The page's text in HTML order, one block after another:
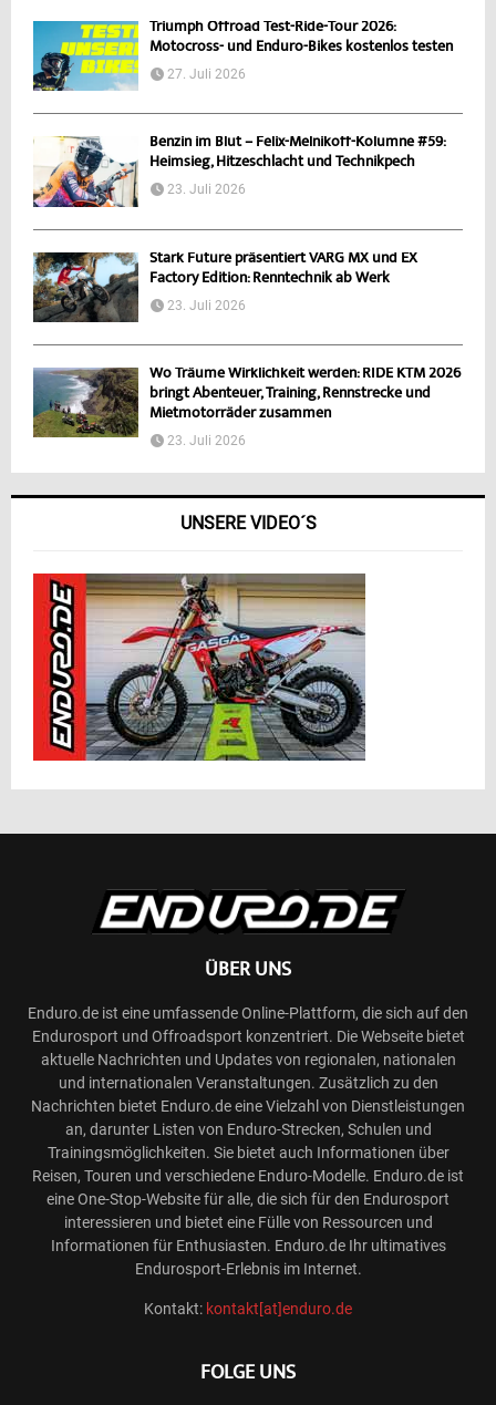
Triumph Offroad Test-Ride-Tour 2026:
Motocross- und Enduro-Bikes kostenlos testen
27. Juli 2026
Benzin im Blut – Felix-Melnikoff-Kolumne #59:
Heimsieg, Hitzeschlacht und Technikpech
23. Juli 2026
Stark Future präsentiert VARG MX und EX
Factory Edition: Renntechnik ab Werk
23. Juli 2026
Wo Träume Wirklichkeit werden: RIDE KTM 2026
bringt Abenteuer, Training, Rennstrecke und
Mietmotorräder zusammen
23. Juli 2026
UNSERE VIDEO´S
ÜBER UNS
Enduro.de ist eine umfassende Online-Plattform, die sich auf den
Endurosport und Offroadsport konzentriert. Die Webseite bietet
aktuelle Nachrichten und Updates von regionalen, nationalen
und internationalen Veranstaltungen. Zusätzlich zu den
Nachrichten bietet Enduro.de eine Vielzahl von Dienstleistungen
an, darunter Listen von Enduro-Strecken, Schulen und
Trainingsmöglichkeiten. Sie bietet auch Informationen über
Reisen, Touren und verschiedene Enduro-Modelle. Enduro.de ist
eine One-Stop-Website für alle, die sich für den Endurosport
interessieren und bietet eine Fülle von Ressourcen und
Informationen für Enthusiasten. Enduro.de Ihr ultimatives
Endurosport-Erlebnis im Internet.
Kontakt: kontakt[at]enduro.de
FOLGE UNS